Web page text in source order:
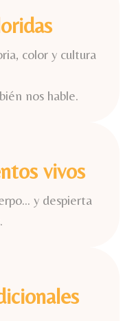
color y cultura
nos hable.
vivos
y despierta